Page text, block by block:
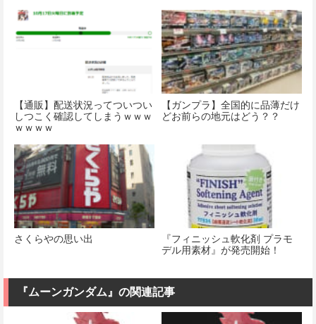
【通販】配送状況ってついつい
しつこく確認してしまうｗｗｗ
ｗｗｗｗ
【ガンプラ】全国的に品薄だけ
どお前らの地元はどう？？
さくらやの思い出
『フィニッシュ軟化剤 プラモ
デル用素材』が発売開始！
『ムーンガンダム』の関連記事